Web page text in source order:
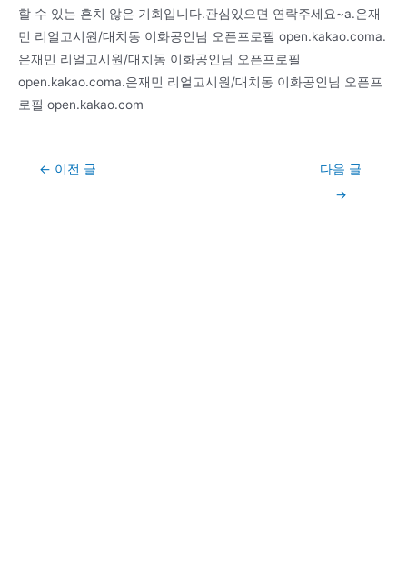
할 수 있는 흔치 않은 기회입니다.관심있으면 연락주세요~a.은재
민 리얼고시원/대치동 이화공인님 오픈프로필 open.kakao.coma.
은재민 리얼고시원/대치동 이화공인님 오픈프로필
open.kakao.coma.은재민 리얼고시원/대치동 이화공인님 오픈프
로필 open.kakao.com
Post← 이전 글
다음 글
→